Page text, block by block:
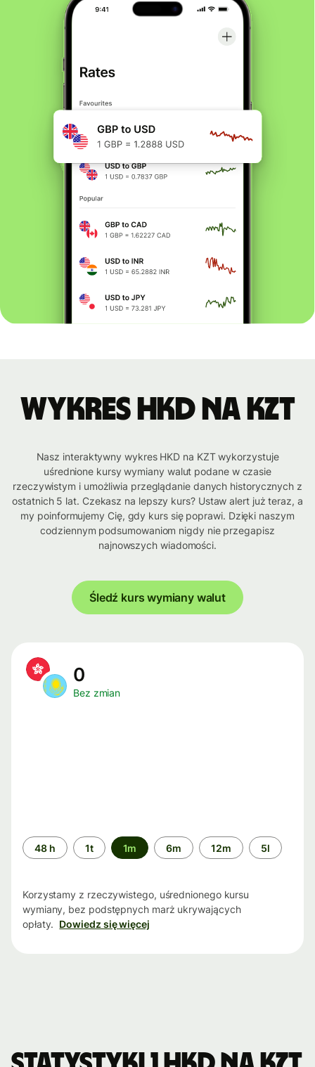
Wykres HKD na KZT
Nasz interaktywny wykres HKD na KZT wykorzystuje
uśrednione kursy wymiany walut podane w czasie
rzeczywistym i umożliwia przeglądanie danych historycznych z
ostatnich 5 lat. Czekasz na lepszy kurs? Ustaw alert już teraz, a
my poinformujemy Cię, gdy kurs się poprawi. Dzięki naszym
codziennym podsumowaniom nigdy nie przegapisz
najnowszych wiadomości.
Śledź kurs wymiany walut
0
Bez zmian
Przedział
czasu
48 h 1t 1m 6m 12m 5l
Korzystamy z rzeczywistego, uśrednionego kursu
wymiany, bez podstępnych marż ukrywających
opłaty. Dowiedz się więcej